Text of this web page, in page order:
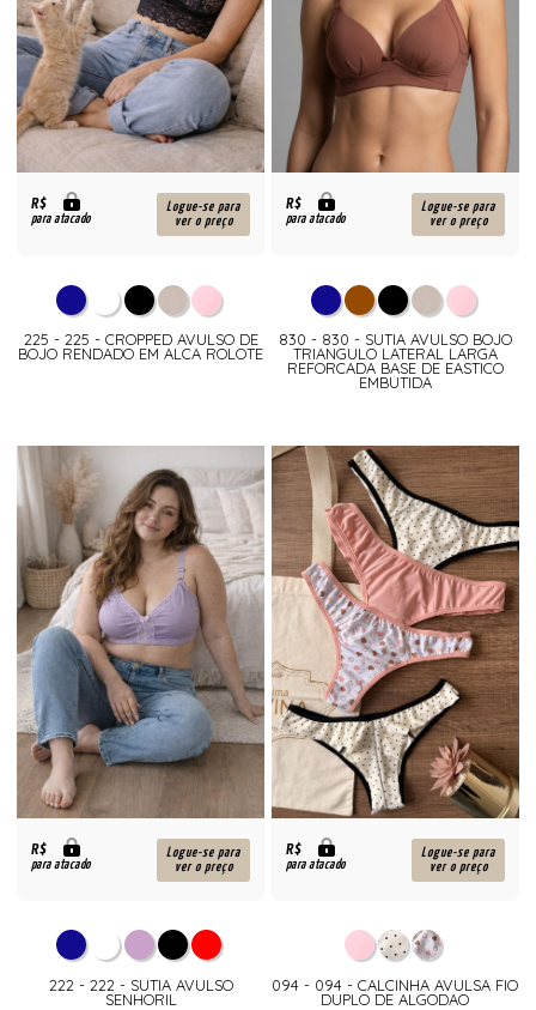
R$
para atacado
Logue-se para
ver o preço
225 - 225 - CROPPED AVULSO DE
BOJO RENDADO EM ALCA ROLOTE
R$
para atacado
Logue-se para
ver o preço
830 - 830 - SUTIA AVULSO BOJO
TRIANGULO LATERAL LARGA
REFORCADA BASE DE EASTICO
EMBUTIDA
R$
para atacado
Logue-se para
ver o preço
222 - 222 - SUTIA AVULSO
SENHORIL
R$
para atacado
Logue-se para
ver o preço
094 - 094 - CALCINHA AVULSA FIO
DUPLO DE ALGODAO